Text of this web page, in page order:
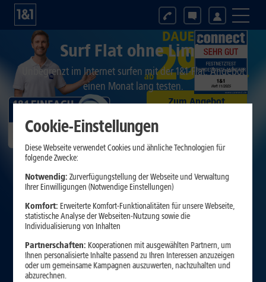
Zum Angebot
Surf Flat ohne Limit
Unbegrenzt im Internet surfen mit der 1&1-Flat. Angebot
einen Monat lang testen.
Cookie-Einstellungen
Diese Webseite verwendet Cookies und ähnliche Technologien für
folgende Zwecke:
Notwendig: Zurverfügungstellung der Webseite und Verwaltung
Ihrer Einwilligungen (Notwendige Einstellungen)
Komfort: Erweiterte Komfort-Funktionalitäten für unsere Webseite,
statistische Analyse der Webseiten-Nutzung sowie die
Individualisierung von Inhalten
Partnerschaften: Kooperationen mit ausgewählten Partnern, um
Ihnen personalisierte Inhalte passend zu Ihren Interessen anzuzeigen
oder um gemeinsame Kampagnen auszuwerten, nachzuhalten und
abzurechnen.